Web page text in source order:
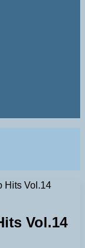
Hits Vol.14
Vol.14